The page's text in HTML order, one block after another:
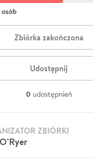
Zbiórka zakończona
Udostępnij
0 udostępnień
ZBIÓRKI